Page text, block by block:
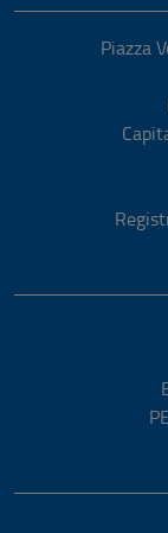
Piazza